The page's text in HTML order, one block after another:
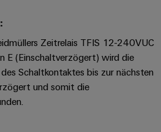
Zeitrelais TFIS 12-240VUC
E (Einschaltverzögert) wird die
Schaltkontaktes bis zur nächsten
und somit die